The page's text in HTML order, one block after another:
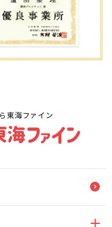
東海ファイン